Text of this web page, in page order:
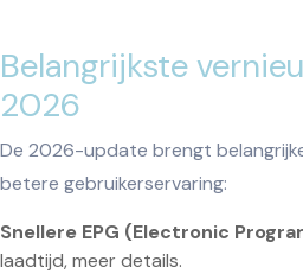
Belangrijkste
2026
De 2026-update brengt
betere gebruikerservaring:
Snellere EPG (Electronic
laadtijd, meer details.